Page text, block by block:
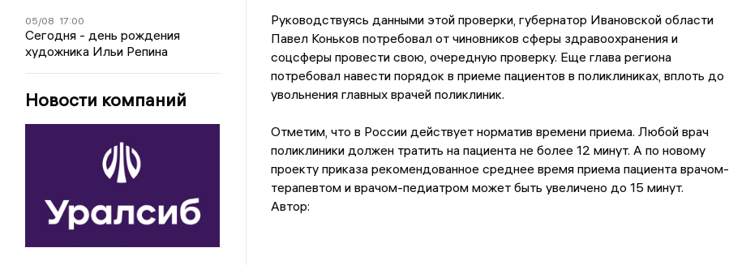
05/08 17:00
Сегодня - день рождения
художника Ильи Репина
Новости компаний
Руководствуясь данными этой проверки, губернатор Ивановской области
Павел Коньков потребовал от чиновников сферы здравоохранения и
соцсферы провести свою, очередную проверку. Еще глава региона
потребовал навести порядок в приеме пациентов в поликлиниках, вплоть до
увольнения главных врачей поликлиник.
Отметим, что в России действует норматив времени приема. Любой врач
поликлиники должен тратить на пациента не более 12 минут. А по новому
проекту приказа рекомендованное среднее время приема пациента врачом-
терапевтом и врачом-педиатром может быть увеличено до 15 минут.
Автор: